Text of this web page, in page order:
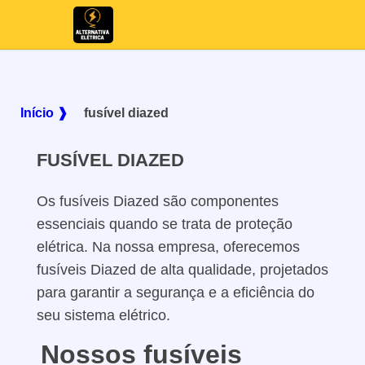
Início ❱ fusível diazed
FUSÍVEL DIAZED
Os fusíveis Diazed são componentes
essenciais quando se trata de proteção
elétrica. Na nossa empresa, oferecemos
fusíveis Diazed de alta qualidade, projetados
para garantir a segurança e a eficiência do
seu sistema elétrico.
Nossos fusíveis